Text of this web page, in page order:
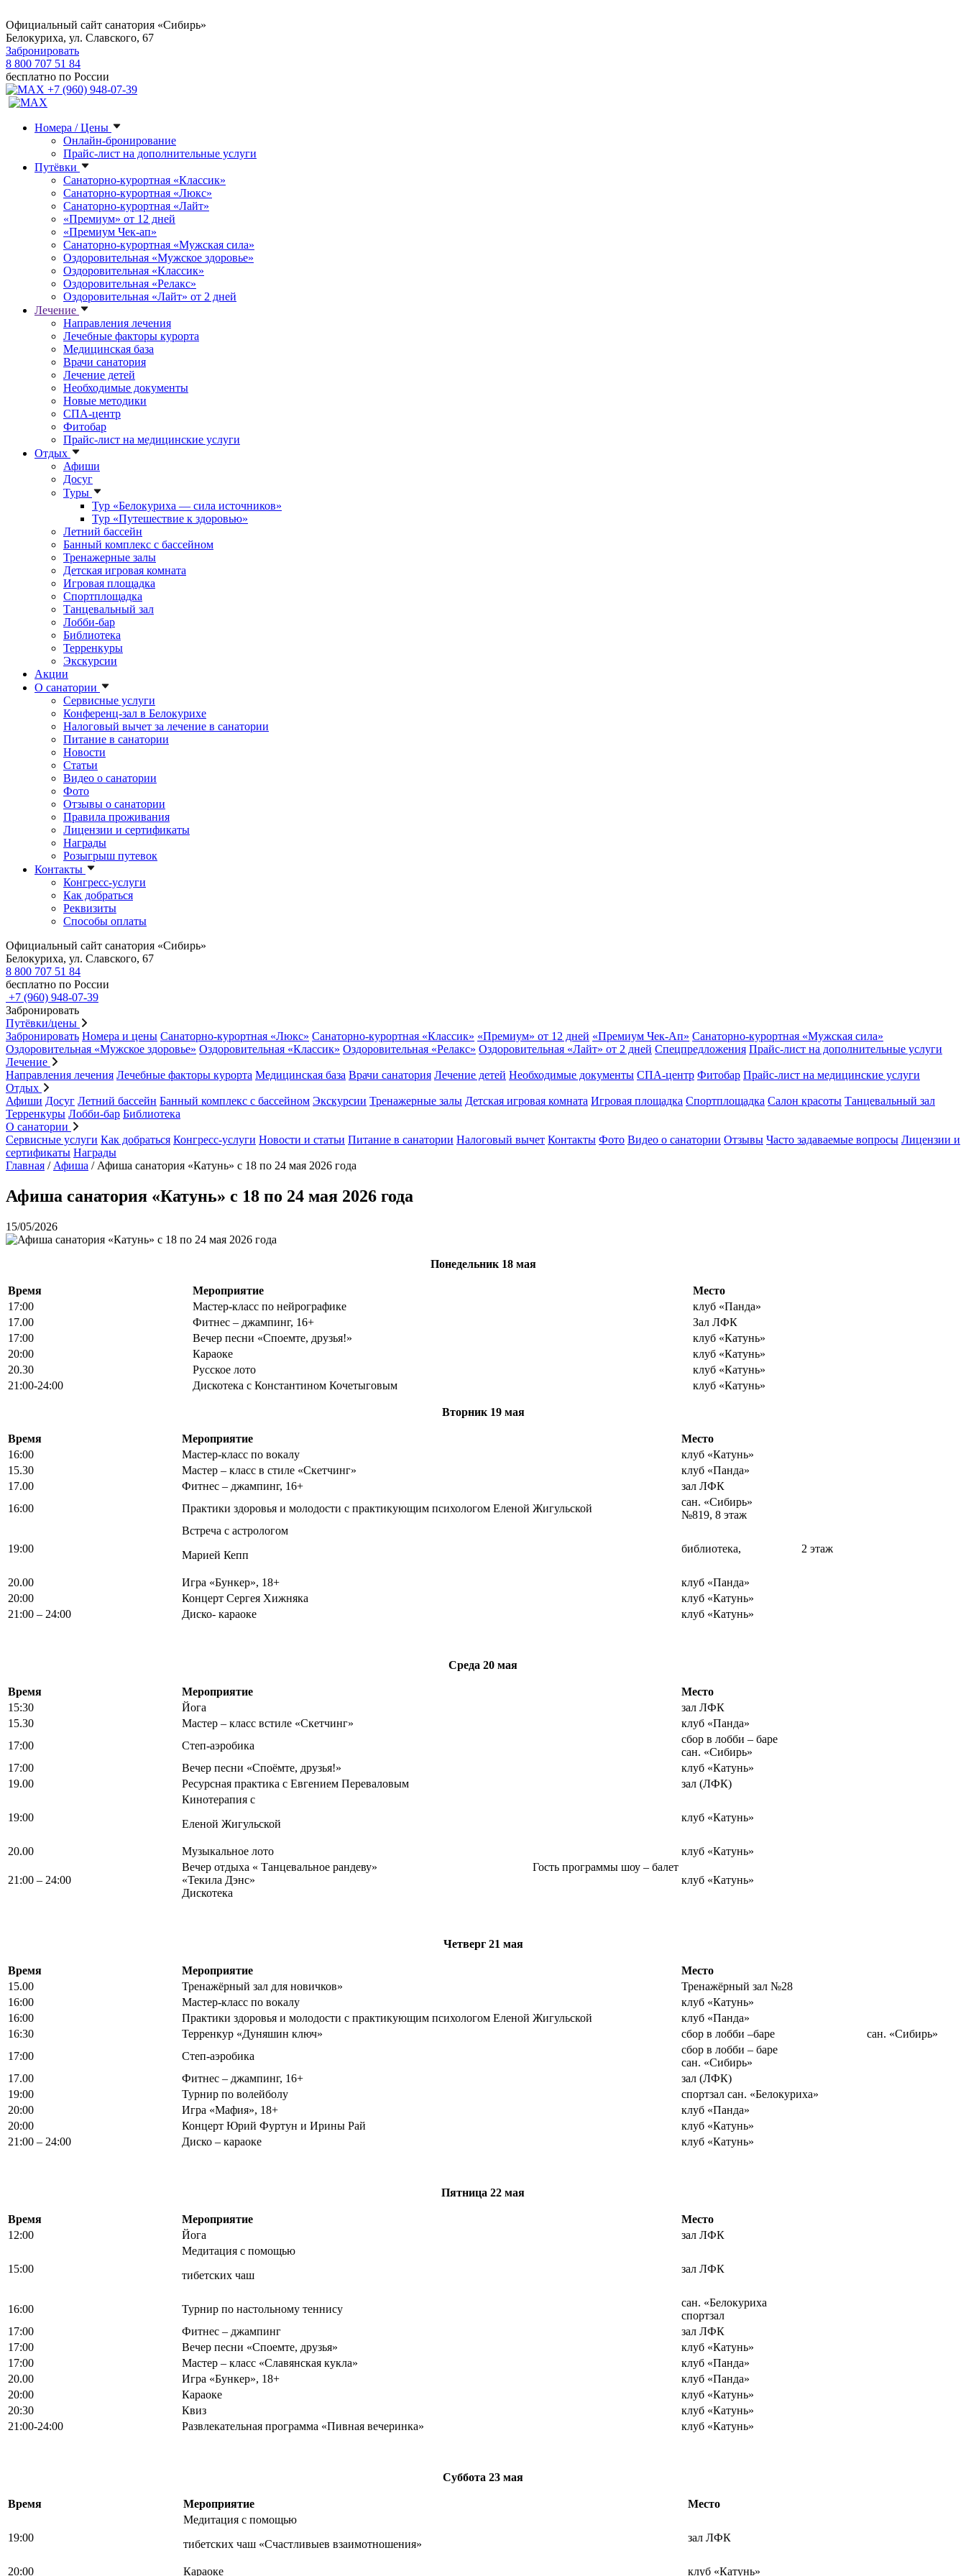
Официальный сайт санатория «Сибирь»
Белокуриха, ул. Славского, 67
Забронировать
8 800 707 51 84
бесплатно по России
+7 (960) 948-07-39
Номера / Цены
Онлайн-бронирование
Прайс-лист на дополнительные услуги
Путёвки
Санаторно-курортная «Классик»
Санаторно-курортная «Люкс»
Санаторно-курортная «Лайт»
«Премиум» от 12 дней
«Премиум Чек-ап»
Санаторно-курортная «Мужская сила»
Оздоровительная «Мужское здоровье»
Оздоровительная «Классик»
Оздоровительная «Релакс»
Оздоровительная «Лайт» от 2 дней
Лечение
Направления лечения
Лечебные факторы курорта
Медицинская база
Врачи санатория
Лечение детей
Необходимые документы
Новые методики
СПА-центр
Фитобар
Прайс-лист на медицинские услуги
Отдых
Афиши
Досуг
Туры
Тур «Белокуриха — сила источников»
Тур «Путешествие к здоровью»
Летний бассейн
Банный комплекс с бассейном
Тренажерные залы
Детская игровая комната
Игровая площадка
Спортплощадка
Танцевальный зал
Лобби-бар
Библиотека
Терренкуры
Экскурсии
Акции
О санатории
Сервисные услуги
Конференц-зал в Белокурихе
Налоговый вычет за лечение в санатории
Питание в санатории
Новости
Статьи
Видео о санатории
Фото
Отзывы о санатории
Правила проживания
Лицензии и сертификаты
Награды
Розыгрыш путевок
Контакты
Конгресс-услуги
Как добраться
Реквизиты
Способы оплаты
Официальный сайт санатория «Сибирь»
Белокуриха, ул. Славского, 67
8 800 707 51 84
бесплатно по России
+7 (960) 948-07-39
Забронировать
Путёвки/цены
Забронировать Номера и цены Санаторно-курортная «Люкс» Санаторно-курортная «Классик» «Премиум» от 12 дней «Премиум Чек-Ап» Санаторно-курортная «Мужская сила»
Оздоровительная «Мужское здоровье» Оздоровительная «Классик» Оздоровительная «Релакс» Оздоровительная «Лайт» от 2 дней Спецпредложения Прайс-лист на дополнительные услуги
Лечение
Направления лечения Лечебные факторы курорта Медицинская база Врачи санатория Лечение детей Необходимые документы СПА-центр Фитобар Прайс-лист на медицинские услуги
Отдых
Афиши Досуг Летний бассейн Банный комплекс с бассейном Экскурсии Тренажерные залы Детская игровая комната Игровая площадка Спортплощадка Салон красоты Танцевальный зал
Терренкуры Лобби-бар Библиотека
О санатории
Сервисные услуги Как добраться Конгресс-услуги Новости и статьи Питание в санатории Налоговый вычет Контакты Фото Видео о санатории Отзывы Часто задаваемые вопросы Лицензии и
сертификаты Награды
Главная / Афиша / Афиша санатория «Катунь» с 18 по 24 мая 2026 года
Афиша санатория «Катунь» с 18 по 24 мая 2026 года
15/05/2026
Понедельник18 мая
Время Мероприятие
Место
17:00
Мастер-класс по нейрографике
клуб «Панда»
17.00
Фитнес – джампинг, 16+
Зал ЛФК
17:00
Вечер песни «Споемте, друзья!»
клуб «Катунь»
20:00
Караоке
клуб «Катунь»
20.30
Русское лото
клуб «Катунь»
21:00-24:00
Дискотека с Константином Кочетыговым клуб «Катунь»
Вторник 19 мая
Время Мероприятие
Место
16:00
Мастер-класс по вокалу
клуб «Катунь»
15.30
Мастер – класс в стиле «Скетчинг»
клуб «Панда»
17.00
Фитнес – джампинг, 16+
зал ЛФК
16:00
Практики здоровья и молодости с практикующим психологом Еленой Жигульской
сан. «Сибирь»
№819, 8 этаж
19:00
Встреча с астрологом
Марией Кепп
библиотека, 2 этаж
20.00 Игра «Бункер», 18+
клуб «Панда»
20:00
Концерт Сергея Хижняка
клуб «Катунь»
21:00 – 24:00
Диско- караоке клуб «Катунь»
Среда 20 мая
Время Мероприятие
Место
15:30
Йога
зал ЛФК
15.30
Мастер – класс встиле «Скетчинг»
клуб «Панда»
17:00
Степ-аэробика
сбор в лобби – баре
сан. «Сибирь»
17:00
Вечер песни «Споёмте, друзья!»
клуб «Катунь»
19.00
Ресурсная практика с Евгением Переваловым зал (ЛФК)
19:00
Кинотерапия с
Еленой Жигульской
клуб «Катунь»
20.00 Музыкальное лото клуб «Катунь»
21:00 – 24:00
Вечер отдыха « Танцевальное рандеву» Гость программы шоу – балет
«Текила Дэнс»
Дискотека
клуб «Катунь»
Четверг21 мая
Время Мероприятие
Место
15.00
Тренажёрный зал для новичков»
Тренажёрный зал №28
16:00
Мастер-класс по вокалу
клуб «Катунь»
16:00
Практики здоровья и молодости с практикующим психологом Еленой Жигульской
клуб «Панда»
16:30
Терренкур «Дуняшин ключ»
сбор в лобби –баре сан. «Сибирь»
17:00
Степ-аэробика
сбор в лобби – баре
сан. «Сибирь»
17.00
Фитнес – джампинг, 16+
зал (ЛФК)
19:00
Турнир по волейболу
спортзал сан. «Белокуриха»
20:00
Игра «Мафия», 18+
клуб «Панда»
20:00
Концерт Юрий Фуртун и Ирины Рай
клуб «Катунь»
21:00 – 24:00
Диско – караоке клуб «Катунь»
Пятница 22 мая
Время Мероприятие
Место
12:00
Йога зал ЛФК
15:00
Медитация с помощью
тибетских чаш
зал ЛФК
16:00 Турнир по настольному теннису
сан. «Белокуриха
спортзал
17:00
Фитнес – джампинг
зал ЛФК
17:00
Вечер песни «Споемте, друзья»
клуб «Катунь»
17:00
Мастер – класс «Славянская кукла»
клуб «Панда»
20.00
Игра «Бункер», 18+
клуб «Панда»
20:00
Караоке
клуб «Катунь»
20:30
Квиз
клуб «Катунь»
21:00-24:00
Развлекательная программа «Пивная вечеринка» клуб «Катунь»
Суббота 23 мая
Время Мероприятие Место
19:00
Медитация с помощью
тибетских чаш «Счастливыев взаимотношения»
зал ЛФК
20:00 Караоке клуб «Катунь»